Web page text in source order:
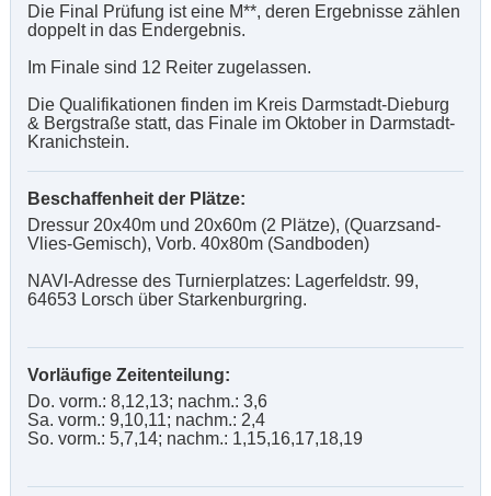
Die Final Prüfung ist eine M**, deren Ergebnisse zählen
doppelt in das Endergebnis.
Im Finale sind 12 Reiter zugelassen.
Die Qualifikationen finden im Kreis Darmstadt-Dieburg
& Bergstraße statt, das Finale im Oktober in Darmstadt-
Kranichstein.
Beschaffenheit der Plätze:
Dressur 20x40m und 20x60m (2 Plätze), (Quarzsand-
Vlies-Gemisch), Vorb. 40x80m (Sandboden)
NAVI-Adresse des Turnierplatzes: Lagerfeldstr. 99,
64653 Lorsch über Starkenburgring.
Vorläufige Zeitenteilung:
Do. vorm.: 8,12,13; nachm.: 3,6
Sa. vorm.: 9,10,11; nachm.: 2,4
So. vorm.: 5,7,14; nachm.: 1,15,16,17,18,19